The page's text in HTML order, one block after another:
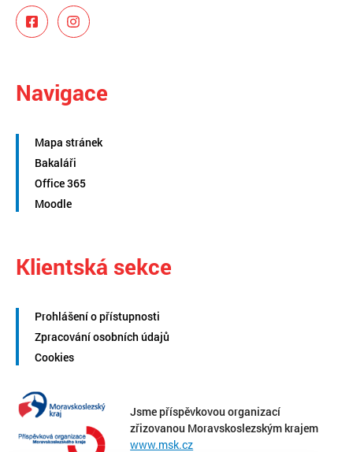
Navigace
Mapa stránek
Bakaláři
Office 365
Moodle
Klientská sekce
Prohlášení o přístupnosti
Zpracování osobních údajů
Cookies
Jsme příspěvkovou organizací
zřizovanou Moravskoslezským krajem
www.msk.cz